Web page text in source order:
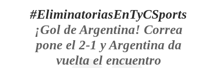
#EliminatoriasEnTyCSports
¡Gol de Argentina! Correa
pone el 2-1 y Argentina da
vuelta el encuentro